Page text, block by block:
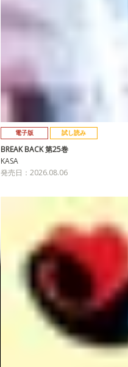
電子版 試し読み
BREAK BACK 第25巻
KASA
発売日：2026.08.06